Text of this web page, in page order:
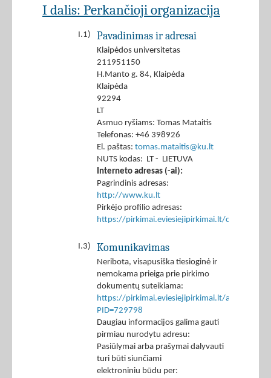
I dalis: Perkančioji organizacija
I.1) Pavadinimas ir adresai
Klaipėdos universitetas
211951150
H.Manto g. 84, Klaipėda
Klaipėda
92294
LT
Asmuo ryšiams: Tomas Mataitis
Telefonas: +46 398926
El. paštas: tomas.mataitis@ku.lt
NUTS kodas: LT - LIETUVA
Interneto adresas (-ai):
Pagrindinis adresas:
http://www.ku.lt
Pirkėjo profilio adresas:
https://pirkimai.eviesiejipirkimai.lt/ctm/
I.3) Komunikavimas
Neribota, visapusiška tiesioginė ir
nemokama prieiga prie pirkimo
dokumentų suteikiama:
https://pirkimai.eviesiejipirkimai.lt/app/rfq/
PID=729798
Daugiau informacijos galima gauti
pirmiau nurodytu adresu:
Pasiūlymai arba prašymai dalyvauti
turi būti siunčiami
elektroniniu būdu per: